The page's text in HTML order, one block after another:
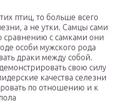
птиц, то больше всего
а не утки. Самцы сами
сравнению с самками они
особи мужского рода
драки между собой.
свою силу
качества селезни
по отношению и к